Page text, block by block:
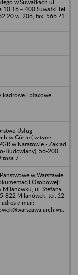
w Suwałkach ul.
10 16 – 400 Suwałki Tel.
20 w. 206, fax. 566 21
kadrowe i płacowe
Usług
w Górze ( w tym:
w Naratowie - Zakład
Budowlany), 56-200
7
w Warszawie
Osobowej i
Milanówku, ul. Stefana
822 Milanówek, tel. 22
e-mail: